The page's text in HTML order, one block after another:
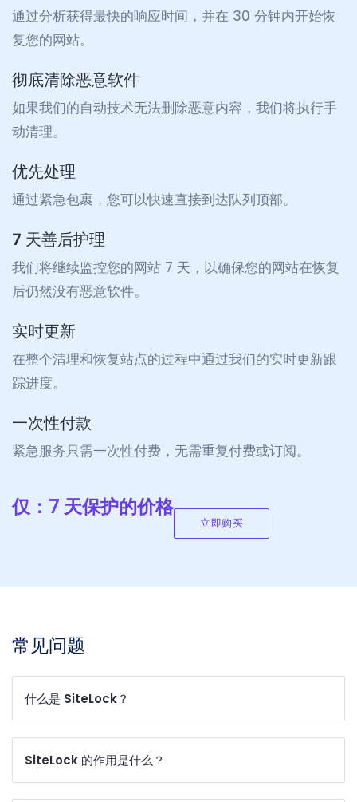
通过分析获得最快的响应时间，并在 30 分钟内开始恢
复您的网站。
彻底清除恶意软件
如果我们的自动技术无法删除恶意内容，我们将执行手
动清理。
优先处理
通过紧急包裹，您可以快速直接到达队列顶部。
7 天善后护理
我们将继续监控您的网站 7 天，以确保您的网站在恢复
后仍然没有恶意软件。
实时更新
在整个清理和恢复站点的过程中通过我们的实时更新跟
踪进度。
一次性付款
紧急服务只需一次性付费，无需重复付费或订阅。
仅：7 天保护的价格
立即购买
常见问题
什么是 SiteLock？
SiteLock 的作用是什么？